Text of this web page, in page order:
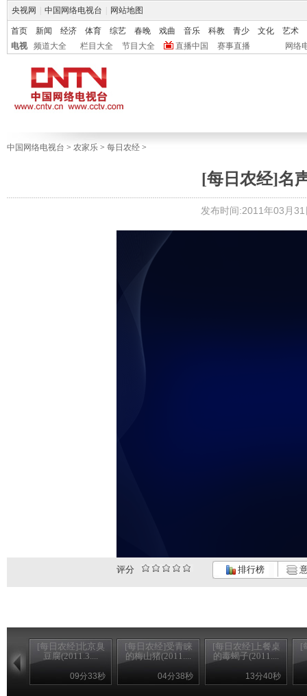
央视网 中国网络电视台 网站地图
首页 新闻 经济 体育 综艺 春晚 戏曲 音乐 科教 青少 文化
艺术
电视
频道大全 栏目大全 节目大全 直播中国 赛事直播 网络
中国网络电视台 > 农家乐 > 每日农经 >
[每日农经]名
发布时间:2011年03月
评分 排行榜
[每日农经]北京臭
豆腐(2011.3....
09分33秒
[每日农经]受青睐
的梅山猪(2011....
04分38秒
[每日农经]上餐桌
的毒蝎子(2011....
13分40秒
[